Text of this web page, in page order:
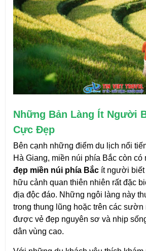
Những Bản Làng Ít Người
Cực Đẹp
Bên cạnh những điểm du lịch nổi
Hà Giang, miền núi phía Bắc còn có
đẹp miền núi phía Bắc ít người
hữu cảnh quan thiên nhiên rất đặc
địa độc đáo. Những ngôi làng này
trong thung lũng hoặc trên các
được vẻ đẹp nguyên sơ và nhịp
dân vùng cao.